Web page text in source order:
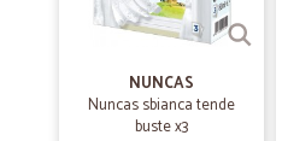
NUNCAS
Nuncas sbianca tende
buste x3